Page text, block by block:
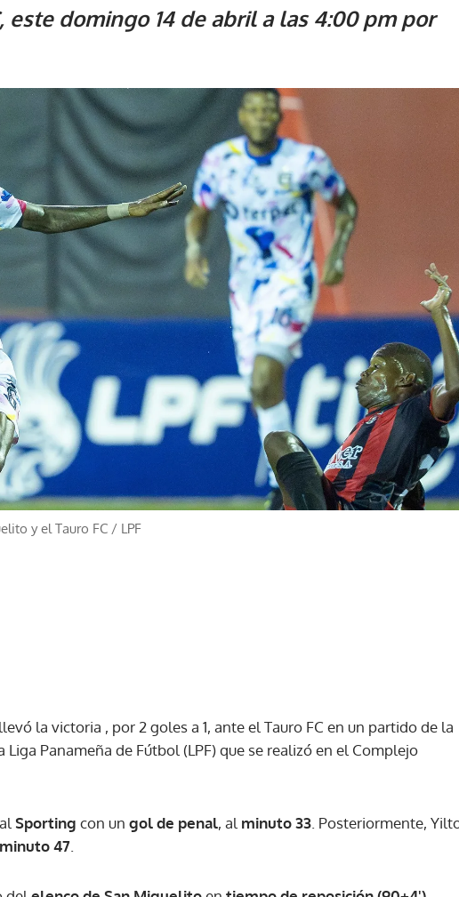
este domingo 14 de abril a las 4:00 pm por
y el Tauro FC / LPF
la victoria , por 2 goles a 1, ante el Tauro FC en un partido de la
Panameña de Fútbol (LPF) que se realizó en el Complejo
Sporting con un gol de penal, al minuto 33 . Posteriormente,
minuto 47